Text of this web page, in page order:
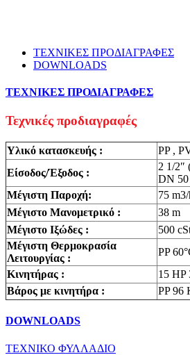
ΤΕΧΝΙΚΕΣ ΠΡΟΔΙΑΓΡΑΦΕΣ
DOWNLOADS
ΤΕΧΝΙΚΕΣ ΠΡΟΔΙΑΓΡΑΦΕΣ
Τεχνικές προδιαγραφές
Υλικό κατασκευής :
PP ,
Είσοδος/Έξοδος :
2 1/2″
DN 50
Μέγιστη Παροχή:
75 m3/
Μέγιστο Μανομετρικό :
38 m
Μέγιστο Ιξώδες :
500
Μέγιστη Θερμοκρασία
Λειτουργίας :
PP
Κινητήρας :
15 HP
Βάρος με κινητήρα :
PP 96
DOWNLOADS
ΤΕΧΝΙΚΟ ΦΥΛΛΑΔΙΟ